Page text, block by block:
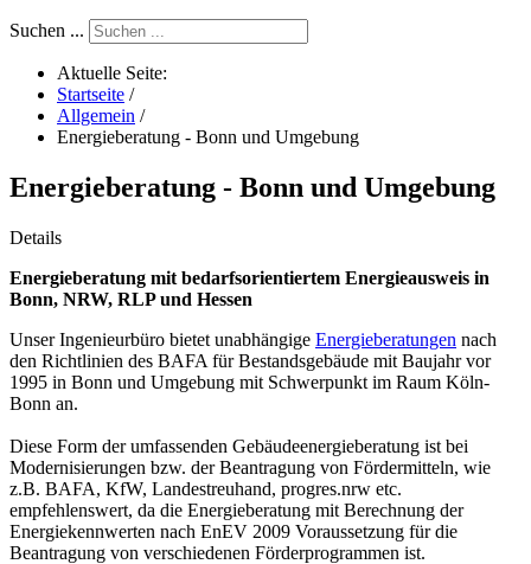
Suchen ...
Aktuelle Seite:
Startseite /
Allgemein /
Energieberatung - Bonn und Umgebung
Energieberatung - Bonn und Umgebung
Details
Energieberatung mit bedarfsorientiertem Energieausweis in
Bonn, NRW, RLP und Hessen
Unser Ingenieurbüro bietet unabhängige Energieberatungen nach
den Richtlinien des BAFA für Bestandsgebäude mit Baujahr vor
1995 in Bonn und Umgebung mit Schwerpunkt im Raum Köln-
Bonn an.
Diese Form der umfassenden Gebäudeenergieberatung ist bei
Modernisierungen bzw. der Beantragung von Fördermitteln, wie
z.B. BAFA, KfW, Landestreuhand, progres.nrw etc.
empfehlenswert, da die Energieberatung mit Berechnung der
Energiekennwerten nach EnEV 2009 Voraussetzung für die
Beantragung von verschiedenen Förderprogrammen ist.